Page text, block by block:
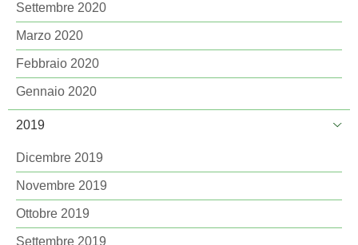
Settembre 2020
Marzo 2020
Febbraio 2020
Gennaio 2020
2019
Dicembre 2019
Novembre 2019
Ottobre 2019
Settembre 2019